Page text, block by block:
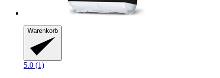
Warenkorb
5.0 (1)